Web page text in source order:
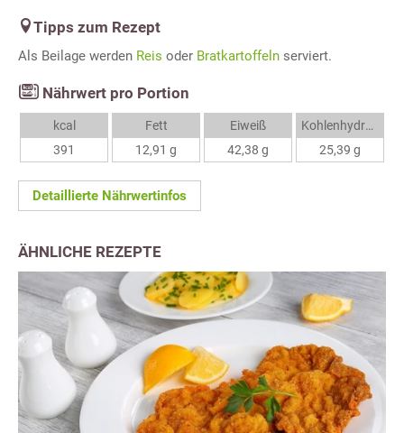
Tipps zum Rezept
Als Beilage werden Reis oder Bratkartoffeln serviert.
Nährwert pro Portion
kcal
391
Fett
12,91 g
Eiweiß
42,38 g
Kohlenhydrate
25,39 g
Detaillierte Nährwertinfos
ÄHNLICHE REZEPTE